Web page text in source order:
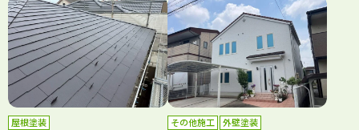
屋根塗装 その他施工 外壁塗装